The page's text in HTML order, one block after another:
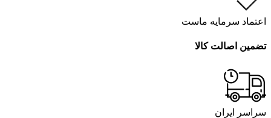
اعتماد سرمایه ماست
تضمین اصالت کالا
سراسر ایران